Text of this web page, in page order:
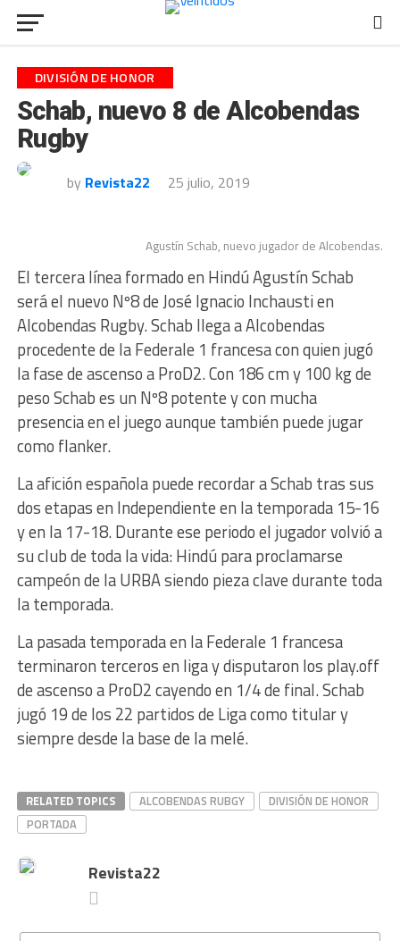
DIVISIÓN DE HONOR
Schab, nuevo 8 de Alcobendas
Rugby
by Revista22 25 julio, 2019
Agustín Schab, nuevo jugador de Alcobendas.
El tercera línea formado en Hindú Agustín Schab
será el nuevo Nº8 de José Ignacio Inchausti en
Alcobendas Rugby. Schab llega a Alcobendas
procedente de la Federale 1 francesa con quien jugó
la fase de ascenso a ProD2. Con 186 cm y 100 kg de
peso Schab es un Nº8 potente y con mucha
presencia en el juego aunque también puede jugar
como flanker.
La afición española puede recordar a Schab tras sus
dos etapas en Independiente en la temporada 15-16
y en la 17-18. Durante ese periodo el jugador volvió a
su club de toda la vida: Hindú para proclamarse
campeón de la URBA siendo pieza clave durante toda
la temporada.
La pasada temporada en la Federale 1 francesa
terminaron terceros en liga y disputaron los play.off
de ascenso a ProD2 cayendo en 1/4 de final. Schab
jugó 19 de los 22 partidos de Liga como titular y
siempre desde la base de la melé.
RELATED TOPICS ALCOBENDAS RUBGY
DIVISIÓN DE HONOR
PORTADA
Revista22